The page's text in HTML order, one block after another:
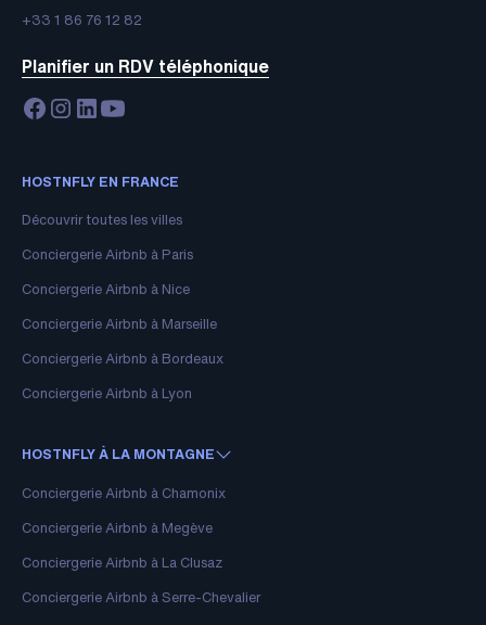
+33 1 86 76 12 82
Planifier un RDV téléphonique
HOSTNFLY EN FRANCE
Découvrir toutes les villes
Conciergerie Airbnb à Paris
Conciergerie Airbnb à Nice
Conciergerie Airbnb à Marseille
Conciergerie Airbnb à Bordeaux
Conciergerie Airbnb à Lyon
HOSTNFLY À LA MONTAGNE
Conciergerie Airbnb à Chamonix
Conciergerie Airbnb à Megève
Conciergerie Airbnb à La Clusaz
Conciergerie Airbnb à Serre-Chevalier